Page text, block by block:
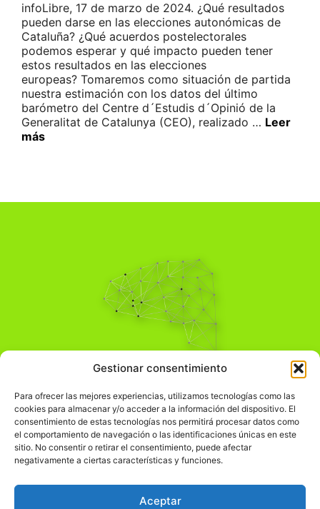
Gestionar consentimiento
Para ofrecer las mejores experiencias, utilizamos tecnologías como las
cookies para almacenar y/o acceder a la información del dispositivo. El
consentimiento de estas tecnologías nos permitirá procesar datos como
el comportamiento de navegación o las identificaciones únicas en este
sitio. No consentir o retirar el consentimiento, puede afectar
negativamente a ciertas características y funciones.
Aceptar
infoLibre, 17 de marzo de 2024. ¿Qué resultados
pueden darse en las elecciones autonómicas de
Cataluña? ¿Qué acuerdos postelectorales
podemos esperar y qué impacto pueden tener
estos resultados en las elecciones
europeas? Tomaremos como situación de partida
nuestra estimación con los datos del último
barómetro del Centre d´Estudis d´Opinió de la
Generalitat de Catalunya (CEO), realizado … Leer
más
Pensamiento Crítico
Comprender el mundo para transformarlo.
Información Legal
჻Política de privacidad
Política de cookies